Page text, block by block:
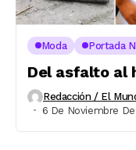
Moda Portada
Del asfalto al
Redacción / El
6 De Noviembre De